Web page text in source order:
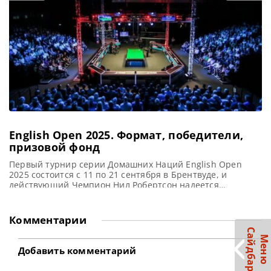
English Open 2025. Формат, победители,
призовой фонд
Первый турнир серии Домашних Наций English Open
2025 состоится с 11 по 21 сентября в Брентвуде, и
действующий Чемпион Нил Робертсон надеется
привлекут внимание такие яркие звезды снукера, как
действующий Чемпион Нил Робертсон, лидер в мировом
рейтинге Джадд Трамп и Чемпион
Комментарии
Добавить комментарий М
е
н
ю
Са
й
д
б
а
р